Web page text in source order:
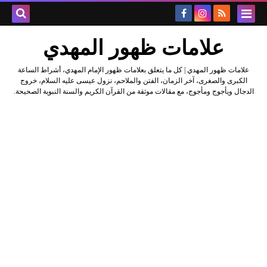
علامات ظهور المهدي
علامات ظهور المهدي | كل ما يتعلق بعلامات ظهور الإمام المهدي، أشراط الساعة
الكبرى والصغرى، آخر الزمان، الفتن والملاحم، نزول عيسى عليه السلام، خروج
الدجال ويأجوج ومأجوج، مع مقالات موثقة من القرآن الكريم والسنة النبوية الصحيحة.